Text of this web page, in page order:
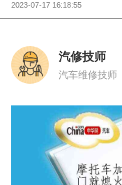
2023-07-17 16:18:55
汽修技师
汽车维修技师